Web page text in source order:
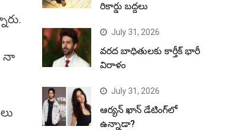
నా
రికార్డు బద్దలు
July 31, 2026
వరద బాధితులకు కార్తీక్ భారీ
విరాళం
July 31, 2026
ఆర్యన్ ఖాన్ డేటింగ్‌లో
ఉన్నాడా?